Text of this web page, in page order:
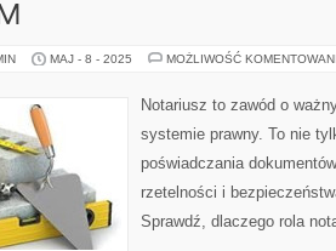
MAJ - 8 - 2025 MOŻLIWOŚĆ
Notariusz to zawód o
systemie prawny. To nie
poświadczania
rzetelności i
Sprawdź, dlaczego rola